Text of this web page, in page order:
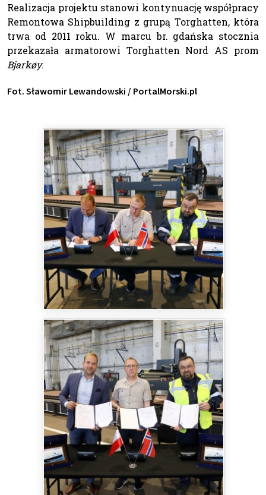
Realizacja projektu stanowi kontynuację współpracy
Remontowa Shipbuilding z grupą Torghatten, która
trwa od 2011 roku. W marcu br. gdańska stocznia
przekazała armatorowi Torghatten Nord AS prom
Bjarkøy.
Fot. Sławomir Lewandowski / PortalMorski.pl